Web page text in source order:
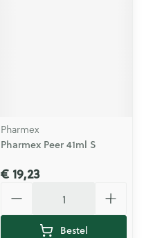
Pharmex
Pharmex Peer 41ml S
€ 19,23
Bestel